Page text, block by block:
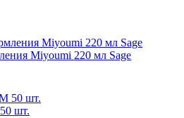
Miyoumi 220 мл Sage
шт.